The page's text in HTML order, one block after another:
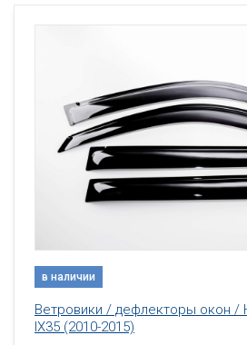
в наличии
Ветровики / дефлекторы окон /
IX35 (2010-2015)